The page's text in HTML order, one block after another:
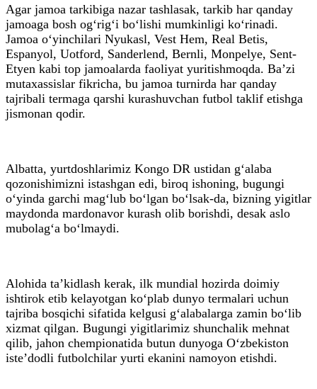
Agar jamoa tarkibiga nazar tashlasak, tarkib har qanday
jamoaga bosh og‘rig‘i bo‘lishi mumkinligi ko‘rinadi.
Jamoa o‘yinchilari Nyukasl, Vest Hem, Real Betis,
Espanyol, Uotford, Sanderlend, Bernli, Monpelye, Sent-
Etyen kabi top jamoalarda faoliyat yuritishmoqda. Ba’zi
mutaxassislar fikricha, bu jamoa turnirda har qanday
tajribali termaga qarshi kurashuvchan futbol taklif etishga
jismonan qodir.
Albatta, yurtdoshlarimiz Kongo DR ustidan g‘alaba
qozonishimizni istashgan edi, biroq ishoning, bugungi
o‘yinda garchi mag‘lub bo‘lgan bo‘lsak-da, bizning yigitlar
maydonda mardonavor kurash olib borishdi, desak aslo
mubolag‘a bo‘lmaydi.
Alohida ta’kidlash kerak, ilk mundial hozirda doimiy
ishtirok etib kelayotgan ko‘plab dunyo termalari uchun
tajriba bosqichi sifatida kelgusi g‘alabalarga zamin bo‘lib
xizmat qilgan. Bugungi yigitlarimiz shunchalik mehnat
qilib, jahon chempionatida butun dunyoga O‘zbekiston
iste’dodli futbolchilar yurti ekanini namoyon etishdi.